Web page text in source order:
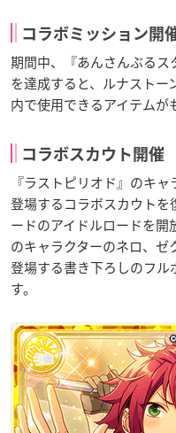
コラボミッション開
期間中、『あんさんぶる
を達成すると、ルナスト
内で使用できるアイテムが
コラボスカウト開催
『ラストピリオド』のキ
登場するコラボスカウトを
ードのアイドルロードを開
のキャラクターのネロ、
登場する書き下ろしのフル
す。